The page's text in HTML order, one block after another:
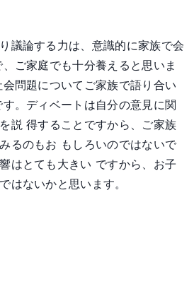
議論する力は、意識的に家族で会
ご家庭でも十分養えると思いま
問題についてご家族で語り合い
。ディベートは自分の意見に関
説 得することですから、ご家族
るのもお もしろいのではないで
はとても大きい ですから、お子
はないかと思います。